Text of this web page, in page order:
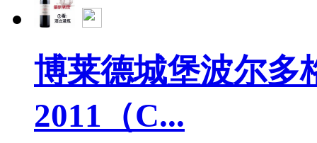
博莱德城堡波尔多
2011（C...